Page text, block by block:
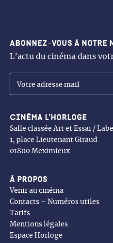
Cinéma l’Horloge
Salle classée Art et Essai /
1, place Lieutenant Giraud
01800 Meximieux
Abonnez-vous à notre
L’actu du cinéma dans
À propos
Venir au cinéma
Contacts – Numéros utiles
Tarifs
Mentions légales
Espace Horloge